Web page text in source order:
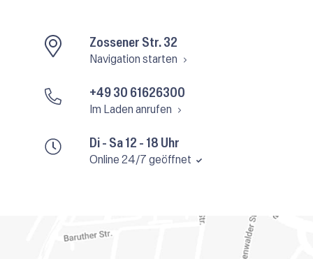
Di - Sa 12 - 18 Uhr
Online 24/7 geöffnet
Zossener Str. 32
Navigation starten
+49 30 61626300
Im Laden anrufen